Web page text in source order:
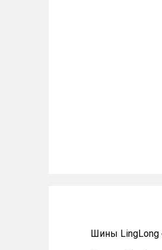
Шины LingLong